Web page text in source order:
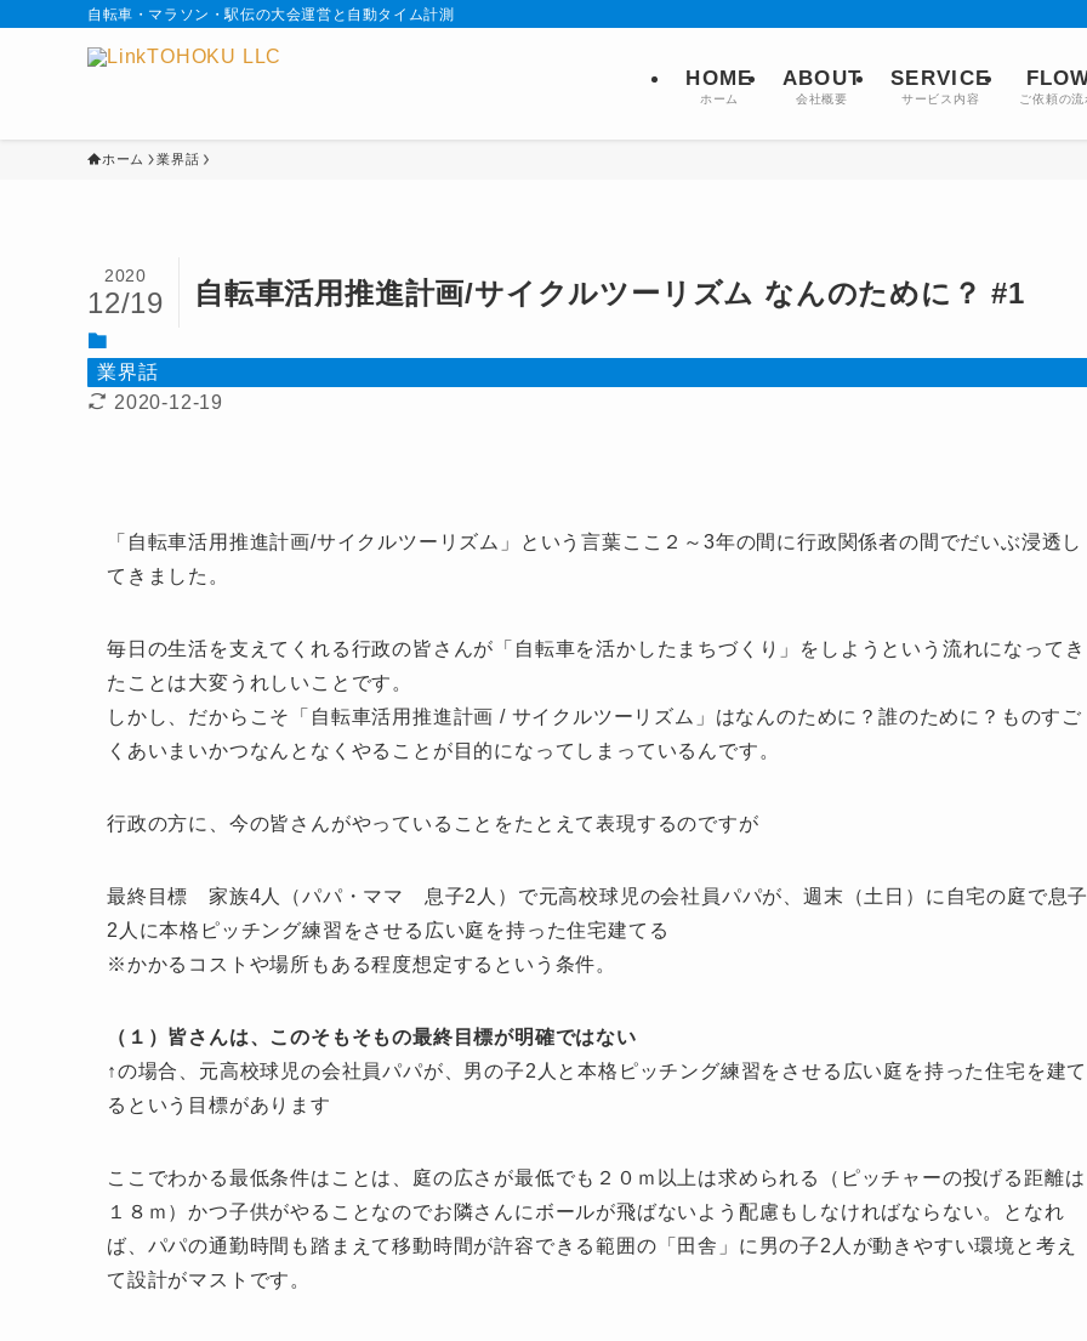
自転車・マラソン・駅伝の大会運営と自動タイム計測
HOME
ホーム
ABOUT
会社概要
SERVICE
サービス内容 ご依頼の
ホーム 業界話
自転車活用推進計画/サイクルツーリズム なんのために？ #1
2020
12/19
業界話
2020-12-19
「自転車活用推進計画/サイクルツーリズム」という言葉ここ２～3年の間に行政関係者の間でだいぶ浸透し
てきました。
毎日の生活を支えてくれる行政の皆さんが「自転車を活かしたまちづくり」をしようという流れになってき
たことは大変うれしいことです。
しかし、だからこそ「自転車活用推進計画 / サイクルツーリズム」はなんのために？誰のために？ものすご
くあいまいかつなんとなくやることが目的になってしまっているんです。
行政の方に、今の皆さんがやっていることをたとえて表現するのですが
最終目標 家族4人（パパ・ママ 息子2人）で元高校球児の会社員パパが、週末（土日）に自宅の庭で息
2人に本格ピッチング練習をさせる広い庭を持った住宅建てる
※かかるコストや場所もある程度想定するという条件。
（１）皆さんは、このそもそもの最終目標が明確ではない
↑の場合、元高校球児の会社員パパが、男の子2人と本格ピッチング練習をさせる広い庭を持った住宅を建て
るという目標があります
ここでわかる最低条件はことは、庭の広さが最低でも２０ｍ以上は求められる（ピッチャーの投げる距離は
１８ｍ）かつ子供がやることなのでお隣さんにボールが飛ばないよう配慮もしなければならない。となれ
ば、パパの通勤時間も踏まえて移動時間が許容できる範囲の「田舎」に男の子2人が動きやすい環境と考え
て設計がマストです。